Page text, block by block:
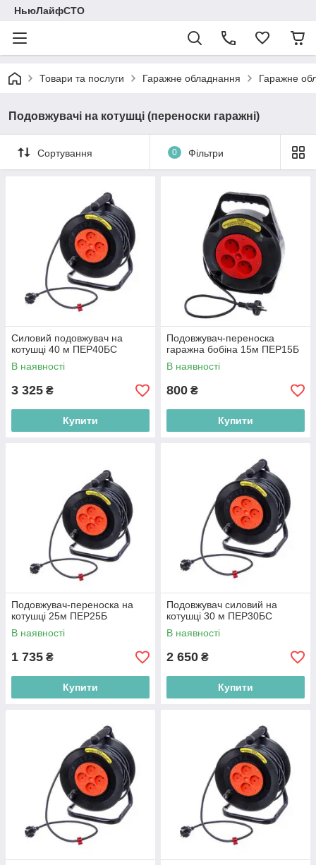
НьюЛайфСТО
Товари та послуги Гаражне обладнання Гаражне
Подовжувачі на котушці (переноски гаражні)
Сортування 0 Фільтри
Силовий подовжувач на
котушці 40 м ПЕР40БС
В наявності
3 325 ₴
Купити
Подовжувач-переноска
гаражна бобіна 15м ПЕР15Б
В наявності
800 ₴
Купити
Подовжувач-переноска на
котушці 25м ПЕР25Б
В наявності
1 735 ₴
Купити
Подовжувач силовий на
котушці 30 м ПЕР30БС
В наявності
2 650 ₴
Купити